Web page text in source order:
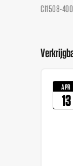
CI1508-400
APR
13